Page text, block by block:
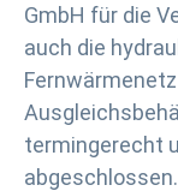
GmbH für die
auch die
termingerecht